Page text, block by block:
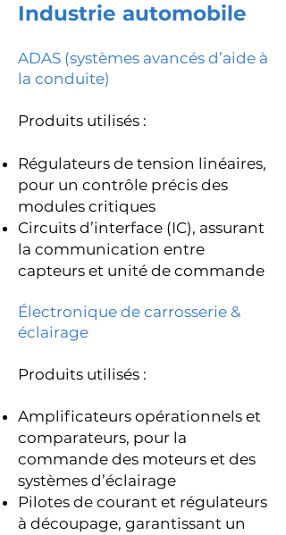
Industrie automobile
ADAS (systèmes avancés d’aide à
la conduite)
Produits utilisés :
Régulateurs de tension linéaires,
pour un contrôle précis des
modules critiques
Circuits d’interface (IC), assurant
la communication entre
capteurs et unité de commande
Électronique de carrosserie &
éclairage
Produits utilisés :
Amplificateurs opérationnels et
comparateurs, pour la
commande des moteurs et des
systèmes d’éclairage
Pilotes de courant et régulateurs
à découpage, garantissant un